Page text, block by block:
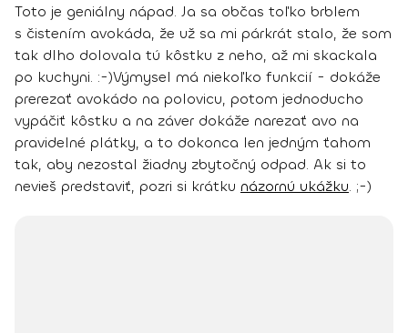
Toto je geniálny nápad. Ja sa občas toľko brblem
s čistením avokáda, že už sa mi párkrát stalo, že som
tak dlho dolovala tú kôstku z neho, až mi skackala
po kuchyni. :-)Výmysel má niekoľko funkcií - dokáže
prerezať avokádo na polovicu, potom jednoducho
vypáčiť kôstku a na záver dokáže narezať avo na
pravidelné plátky, a to dokonca len jedným ťahom
tak, aby nezostal žiadny zbytočný odpad. Ak si to
nevieš predstaviť, pozri si krátku názornú ukážku. ;-)